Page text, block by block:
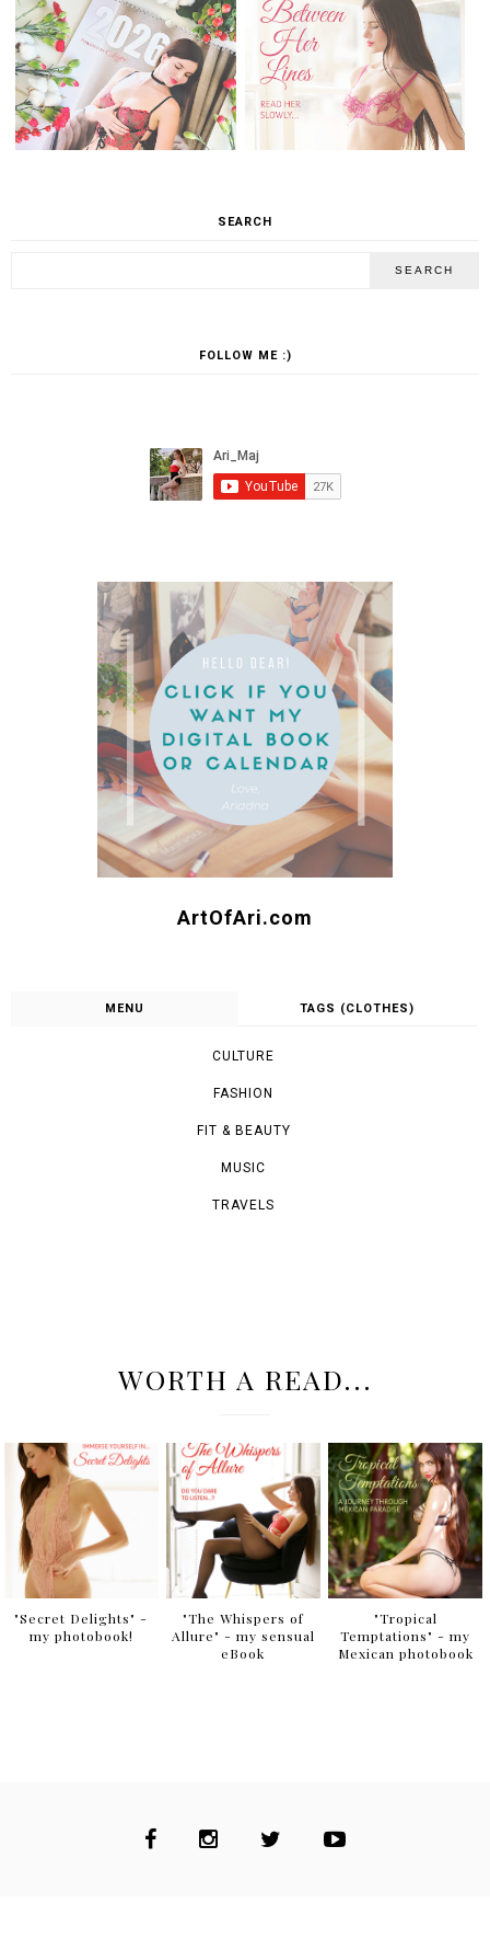
SEARCH
FOLLOW ME :)
ArtOfAri.com
MENU TAGS (CLOTHES)
CULTURE
FASHION
FIT & BEAUTY
MUSIC
TRAVELS
WORTH A READ...
"Secret Delights" -
my photobook!
"The Whispers of
Allure" - my sensual
eBook
"Tropical
Temptations" - my
Mexican photobook